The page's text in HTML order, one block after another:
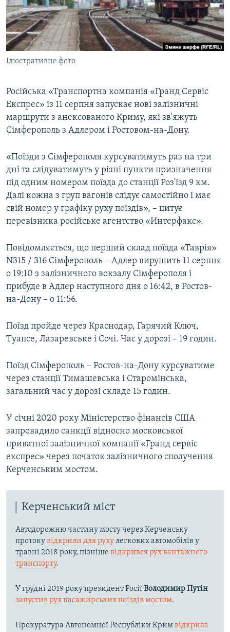
ВІДЕОУРОКИ «ELIFBE»
СВІДЧЕННЯ ОКУПАЦІЇ
УКРАЇНСЬКА ПРОБЛЕМА КРИМУ
ІНФОГРАФІКА
Русский
Qırımtatar
ДОЛУЧАЙСЯ!
Усі сайти RFE/RL
Ілюстративне фото
Російська «Транспортна компанія «Гранд Сервіс
Експрес» із 11 серпня запускає нові залізничні
маршрути з анексованого Криму, які зв'яжуть
Сімферополь з Адлером і Ростовом-на-Дону.
«Поїзди з Сімферополя курсуватимуть раз на три
дні та слідуватимуть у різні пункти призначення
під одним номером поїзда до станції Роз'їзд 9 км.
Далі кожна з груп вагонів слідує самостійно і має
свій номер у графіку руху поїздів», – цитує
перевізника російське агентство «Интерфакс».
Повідомляється, що перший склад поїзда «Таврія»
N315 / 316 Сімферополь – Адлер вирушить 11 серпня
о 19:10 з залізничного вокзалу Сімферополя і
прибуде в Адлер наступного дня о 16:42, в Ростов-
на-Дону – о 11:56.
Поїзд пройде через Краснодар, Гарячий Ключ,
Туапсе, Лазаревське і Сочі. Час у дорозі – 19 годин.
Поїзд Сімферополь – Ростов-на-Дону курсуватиме
через станції Тимашевська і Старомінська,
загальний час у дорозі складе 15 годин.
У січні 2020 року Міністерство фінансів США
запровадило санкції відносно московської
приватної залізничної компанії «Гранд сервіс
експрес» через початок залізничного сполучення
Керченським мостом.
Керченський міст
Автодорожню частину мосту через Керченську
протокувідкрили для рухулегкових автомобілів у
травні 2018 року, пізніше відкрився рух вантажного
транспорту.
У грудні 2019 року президент РосіїВолодимир Путін
запустив рух пасажирських поїздів мостом.
Прокуратура Автономної Республіки Кримвідкрила